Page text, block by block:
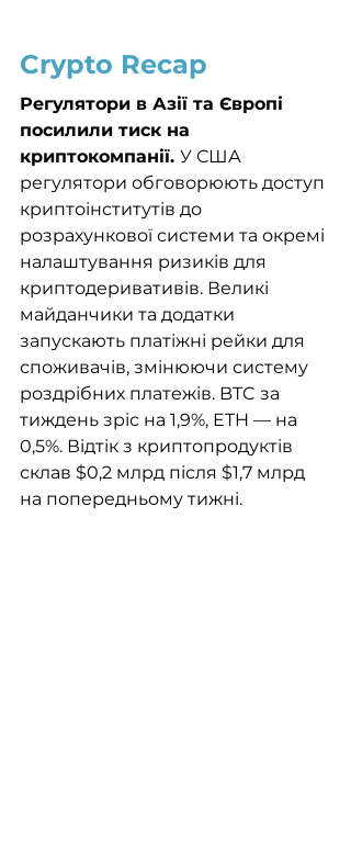
Crypto Recap
Регулятори в Азії та Європі
посилили тиск на
криптокомпанії. У США
регулятори обговорюють доступ
криптоінститутів до
розрахункової системи та окремі
налаштування ризиків для
криптодеривативів. Великі
майданчики та додатки
запускають платіжні рейки для
споживачів, змінюючи систему
роздрібних платежів. BTC за
тиждень зріс на 1,9%, ETH — на
0,5%. Відтік з криптопродуктів
склав $0,2 млрд після $1,7 млрд
на попередньому тижні.